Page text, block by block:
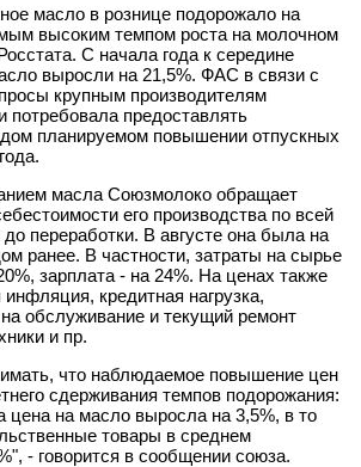
масло в рознице подорожало на
высоким темпом роста на молочном
С начала года к середине
выросли на 21,5%. ФАС в связи с
крупным производителям
потребовала предоставлять
планируемом повышении отпускных
масла Союзмолоко обращает
его производства по всей
переработки. В августе она была на
ранее. В частности, затраты на сырье
зарплата - на 24%. На ценах также
кредитная нагрузка,
обслуживание и текущий ремонт
и пр.
что наблюдаемое повышение цен
сдерживания темпов подорожания:
цена на масло выросла на 3,5%, в то
товары в среднем
- говорится в сообщении союза.